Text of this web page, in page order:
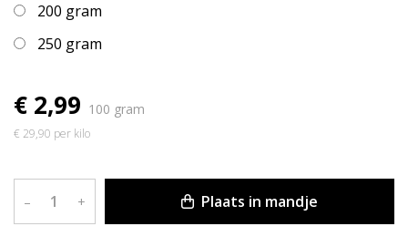
200 gram
250 gram
€ 2,99 100 gram
€ 29,90 per kilo
– + Plaats in mandje